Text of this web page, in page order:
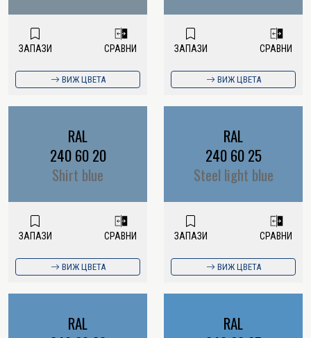
ЗАПАЗИ СРАВНИ
ВИЖ ЦВЕТА
ЗАПАЗИ СРАВНИ
ВИЖ ЦВЕТА
RAL
240 60 20
Shirt blue
ЗАПАЗИ СРАВНИ
ВИЖ ЦВЕТА
RAL
240 60 25
Steel light blue
ЗАПАЗИ СРАВНИ
ВИЖ ЦВЕТА
RAL
RAL